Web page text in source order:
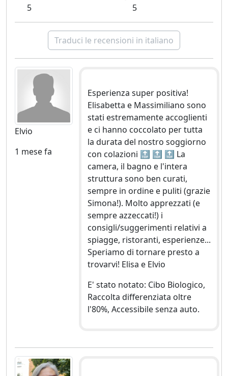
5
5
Traduci le recensioni in italiano
Elvio
1 mese fa
Esperienza super positiva!
Elisabetta e Massimiliano sono
stati estremamente accoglienti
e ci hanno coccolato per tutta
la durata del nostro soggiorno
con colazioni 🔝 🔝 🔝 La
camera, il bagno e l'intera
struttura sono ben curati,
sempre in ordine e puliti (grazie
Simona!). Molto apprezzati (e
sempre azzeccati!) i
consigli/suggerimenti relativi a
spiagge, ristoranti, esperienze...
Speriamo di tornare presto a
trovarvi! Elisa e Elvio
E' stato notato: Cibo Biologico,
Raccolta differenziata oltre
l'80%, Accessibile senza auto.